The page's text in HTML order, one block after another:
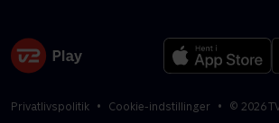
Privatlivspolitik Cookie-indstillinger © 2026